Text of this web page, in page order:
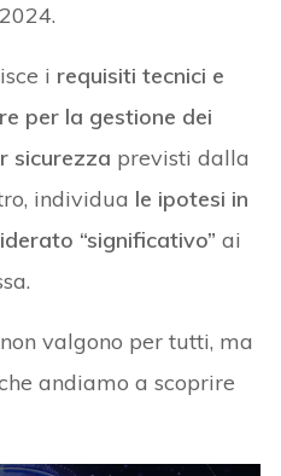
i requisiti tecnici e
per la gestione dei
sicurezza previsti dalla
individua le ipotesi in
“significativo” ai
valgono per tutti, ma
andiamo a scoprire